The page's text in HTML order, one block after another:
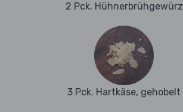
2 Pck. Hühnerbrühgewürz
3 Pck. Hartkäse, gehobelt